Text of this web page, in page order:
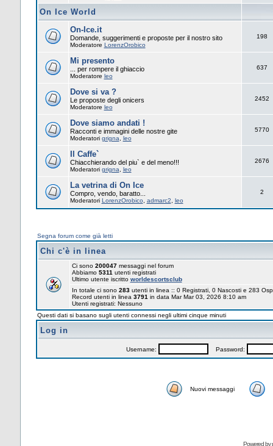
On Ice World
On-Ice.it
Domande, suggerimenti e proposte per il nostro sito
Moderatore LorenzOrobico
198
Mi presento
... per rompere il ghiaccio
Moderatore leo
637
Dove si va ?
Le proposte degli onicers
Moderatore leo
2452
Dove siamo andati !
Racconti e immagini delle nostre gite
Moderatori grigna leo
5770
Il Caffe`
Chiacchierando del piu` e del meno!!!
Moderatori grigna leo
2676
La vetrina di On Ice
Compro, vendo, baratto...
Moderatori LorenzOrobico admarc2 leo
2
Segna forum come già letti
Chi c'è in linea
Ci sono 200047messaggi nel forum
Abbiamo 5311 utenti registrati
Ultimo utente iscritto worldescortsclub
In totale ci sono 283utenti in linea :: 0 Registrati, 0 Nascosti e 283
Record utenti in linea 3791 in data Mar Mar 03, 2026 8:10 am
Utenti registrati: Nessuno
Questi dati si basano sugli utenti connessi negli ultimi cinque minuti
Log in
Username: Password:
Nuovi messaggi
Powered by